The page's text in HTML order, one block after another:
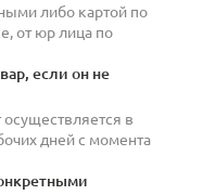
либо картой по
от юр лица по
если он не
в
дней с момента